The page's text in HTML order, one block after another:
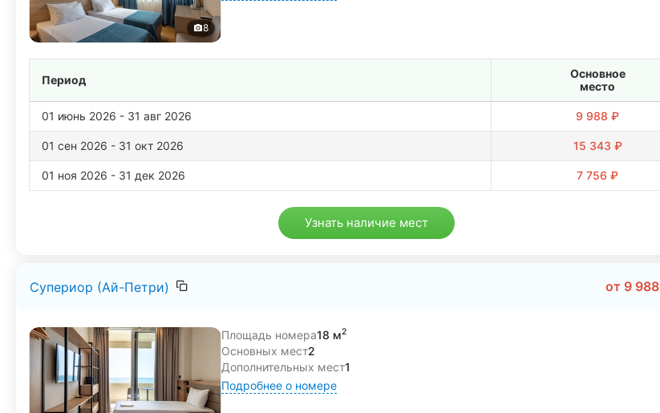
8
Период
Основное
место
01 июнь 2026 - 31 авг 2026 9 988 ₽
01 сен 2026 - 31 окт 2026 15 343 ₽
01 ноя 2026 - 31 дек 2026 7 756 ₽
Узнать наличие мест
Супериор (Ай-Петри) от 9 988
Площадь номера18 м2
Основных мест2
Дополнительных мест1
Подробнее о номере